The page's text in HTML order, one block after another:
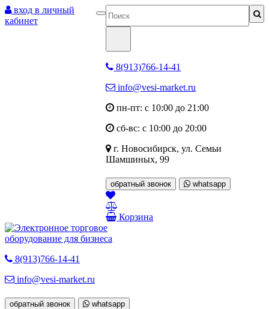
вход в личный
кабинет
8(913)766-14-41
info@vesi-market.ru
пн-пт: с 10:00 до 21:00
сб-вс: с 10:00 до 20:00
г. Новосибирск,ул. Семьи
Шамшиных, 99
обратный звонок whatsapp
Корзина
8(913)766-14-41
info@vesi-market.ru
обратный звонок whatsapp